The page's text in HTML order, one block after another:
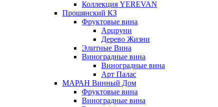
Коллекция YEREVAN
Прошянский КЗ
Фруктовые вина
Арцруни
Дерево Жизни
Элитные Вина
Виноградные вина
Виноградные вина
Арт Палас
МАРАН Винный Дом
Фруктовые вина
Виноградные вина